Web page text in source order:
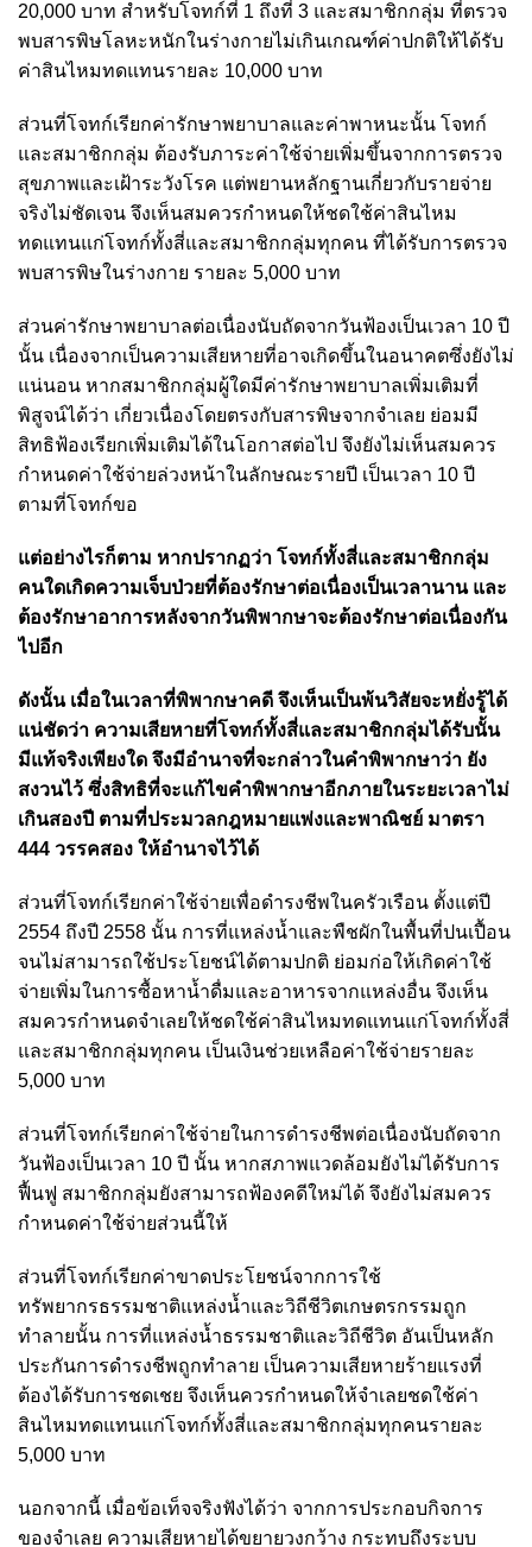
20,000 บาท สำหรับโจทก์ที่ 1 ถึงที่ 3 และสมาชิกกลุ่ม ที่ตรวจ
พบสารพิษโลหะหนักในร่างกายไม่เกินเกณฑ์ค่าปกติให้ได้รับ
ค่าสินไหมทดแทนรายละ 10,000 บาท
ส่วนที่โจทก์เรียกค่ารักษาพยาบาลและค่าพาหนะนั้น โจทก์
และสมาชิกกลุ่ม ต้องรับภาระค่าใช้จ่ายเพิ่มขึ้นจากการตรวจ
สุขภาพและเฝ้าระวังโรค แต่พยานหลักฐานเกี่ยวกับรายจ่าย
จริงไม่ชัดเจน จึงเห็นสมควรกำหนดให้ชดใช้ค่าสินไหม
ทดแทนแก่โจทก์ทั้งสี่และสมาชิกกลุ่มทุกคน ที่ได้รับการตรวจ
พบสารพิษในร่างกาย รายละ 5,000 บาท
ส่วนค่ารักษาพยาบาลต่อเนื่องนับถัดจากวันฟ้องเป็นเวลา 10 ปี
นั้น เนื่องจากเป็นความเสียหายที่อาจเกิดขึ้นในอนาคตซึ่งยังไม่
แน่นอน หากสมาชิกกลุ่มผู้ใดมีค่ารักษาพยาบาลเพิ่มเติมที่
พิสูจน์ได้ว่า เกี่ยวเนื่องโดยตรงกับสารพิษจากจำเลย ย่อมมี
สิทธิฟ้องเรียกเพิ่มเติมได้ในโอกาสต่อไป จึงยังไม่เห็นสมควร
กำหนดค่าใช้จ่ายล่วงหน้าในลักษณะรายปี เป็นเวลา 10 ปี
ตามที่โจทก์ขอ
แต่อย่างไรก็ตาม หากปรากฏว่า โจทก์ทั้งสี่และสมาชิกกลุ่ม
คนใดเกิดความเจ็บป่วยที่ต้องรักษาต่อเนื่องเป็นเวลานาน และ
ต้องรักษาอาการหลังจากวันพิพากษาจะต้องรักษาต่อเนื่องกัน
ไปอีก
ดังนั้น เมื่อในเวลาที่พิพากษาคดี จึงเห็นเป็นพ้นวิสัยจะหยั่งรู้ได้
แน่ชัดว่า ความเสียหายที่โจทก์ทั้งสี่และสมาชิกกลุ่มได้รับนั้น
มีแท้จริงเพียงใด จึงมีอำนาจที่จะกล่าวในคำพิพากษาว่า ยัง
สงวนไว้ ซึ่งสิทธิที่จะแก้ไขคำพิพากษาอีกภายในระยะเวลาไม่
เกินสองปี ตามที่ประมวลกฎหมายแพ่งและพาณิชย์ มาตรา
444 วรรคสอง ให้อำนาจไว้ได้
ส่วนที่โจทก์เรียกค่าใช้จ่ายเพื่อดำรงชีพในครัวเรือน ตั้งแต่ปี
2554 ถึงปี 2558 นั้น การที่แหล่งน้ำและพืชผักในพื้นที่ปนเปื้อน
จนไม่สามารถใช้ประโยชน์ได้ตามปกติ ย่อมก่อให้เกิดค่าใช้
จ่ายเพิ่มในการซื้อหาน้ำดื่มและอาหารจากแหล่งอื่น จึงเห็น
สมควรกำหนดจำเลยให้ชดใช้ค่าสินไหมทดแทนแก่โจทก์ทั้งสี่
และสมาชิกกลุ่มทุกคน เป็นเงินช่วยเหลือค่าใช้จ่ายรายละ
5,000 บาท
ส่วนที่โจทก์เรียกค่าใช้จ่ายในการดำรงชีพต่อเนื่องนับถัดจาก
วันฟ้องเป็นเวลา 10 ปี นั้น หากสภาพแวดล้อมยังไม่ได้รับการ
ฟื้นฟู สมาชิกกลุ่มยังสามารถฟ้องคดีใหม่ได้ จึงยังไม่สมควร
กำหนดค่าใช้จ่ายส่วนนี้ให้
ส่วนที่โจทก์เรียกค่าขาดประโยชน์จากการใช้
ทรัพยากรธรรมชาติแหล่งน้ำและวิถีชีวิตเกษตรกรรมถูก
ทำลายนั้น การที่แหล่งน้ำธรรมชาติและวิถีชีวิต อันเป็นหลัก
ประกันการดำรงชีพถูกทำลาย เป็นความเสียหายร้ายแรงที่
ต้องได้รับการชดเชย จึงเห็นควรกำหนดให้จำเลยชดใช้ค่า
สินไหมทดแทนแก่โจทก์ทั้งสี่และสมาชิกกลุ่มทุกคนรายละ
5,000 บาท
นอกจากนี้ เมื่อข้อเท็จจริงฟังได้ว่า จากการประกอบกิจการ
ของจำเลย ความเสียหายได้ขยายวงกว้าง กระทบถึงระบบ